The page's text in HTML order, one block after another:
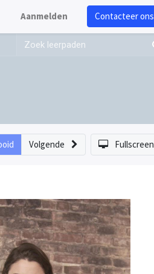
Aanmelden Contacteer ons
Volgende Fullscreen